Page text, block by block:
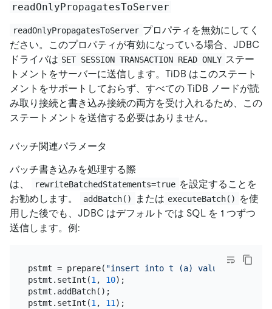
readOnlyPropagatesToServer
readOnlyPropagatesToServer プロパティを無効にしてく
ださい。このプロパティが有効になっている場合、JDBC
ドライバは SET SESSION TRANSACTION READ ONLY ステー
トメントをサーバーに送信します。TiDB はこのステート
メントをサポートしておらず、すべての TiDB ノードが読
み取り接続と書き込み接続の両方を受け入れるため、この
ステートメントを送信する必要はありません。
バッチ関連パラメータ
バッチ書き込みを処理する際
は、
rewriteBatchedStatements=true を設定することを
お勧めします。
addBatch() または executeBatch()
を使
用した後でも、JDBC はデフォルトでは SQL を 1 つずつ
送信します。例:
pstmt = prepare( "insert into t (a) values(?)");
pstmt.setInt(1 , 10);
pstmt.addBatch();
pstmt.setInt(1 , 11 );